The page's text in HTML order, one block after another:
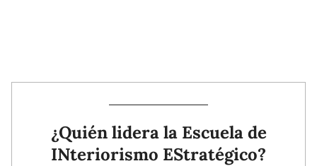
¿Quién lidera la Escuela de
INteriorismo EStratégico?